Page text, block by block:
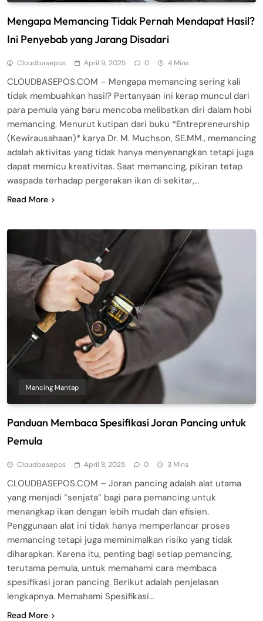
Mengapa Memancing Tidak Pernah Mendapat Hasil?
Ini Penyebab yang Jarang Disadari
Cloudbasepos April 9, 2025 0 4 Mins
CLOUDBASEPOS.COM – Mengapa memancing sering kali
tidak membuahkan hasil? Pertanyaan ini kerap muncul dari
para pemula yang baru mencoba melibatkan diri dalam hobi
memancing. Menurut kutipan dari buku *Entrepreneurship
(Kewirausahaan)* karya Dr. M. Muchson, SE.MM., memancing
adalah aktivitas yang tidak hanya menyenangkan tetapi juga
dapat memicu kreativitas. Saat memancing, pikiran tetap
waspada terhadap pergerakan ikan di sekitar,…
Read More
Mancing Mantap
Panduan Membaca Spesifikasi Joran Pancing untuk
Pemula
Cloudbasepos April 8, 2025 0 3 Mins
CLOUDBASEPOS.COM – Joran pancing adalah alat utama
yang menjadi “senjata” bagi para pemancing untuk
menangkap ikan dengan lebih mudah dan efisien.
Penggunaan alat ini tidak hanya memperlancar proses
memancing tetapi juga meminimalkan risiko yang tidak
diharapkan. Karena itu, penting bagi setiap pemancing,
terutama pemula, untuk memahami cara membaca
spesifikasi joran pancing. Berikut adalah penjelasan
lengkapnya. Memahami Spesifikasi…
Read More